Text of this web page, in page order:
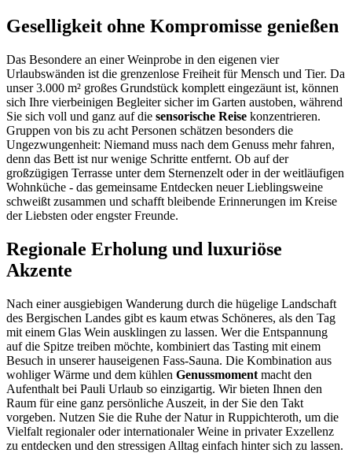
Geselligkeit ohne Kompromisse genießen
Das Besondere an einer Weinprobe in den eigenen vier
Urlaubswänden ist die grenzenlose Freiheit für Mensch und Tier. Da
unser 3.000 m² großes Grundstück komplett eingezäunt ist, können
sich Ihre vierbeinigen Begleiter sicher im Garten austoben, während
Sie sich voll und ganz auf die sensorische Reise konzentrieren.
Gruppen von bis zu acht Personen schätzen besonders die
Ungezwungenheit: Niemand muss nach dem Genuss mehr fahren,
denn das Bett ist nur wenige Schritte entfernt. Ob auf der
großzügigen Terrasse unter dem Sternenzelt oder in der weitläufigen
Wohnküche - das gemeinsame Entdecken neuer Lieblingsweine
schweißt zusammen und schafft bleibende Erinnerungen im Kreise
der Liebsten oder engster Freunde.
Regionale Erholung und luxuriöse
Akzente
Nach einer ausgiebigen Wanderung durch die hügelige Landschaft
des Bergischen Landes gibt es kaum etwas Schöneres, als den Tag
mit einem Glas Wein ausklingen zu lassen. Wer die Entspannung
auf die Spitze treiben möchte, kombiniert das Tasting mit einem
Besuch in unserer hauseigenen Fass-Sauna. Die Kombination aus
wohliger Wärme und dem kühlen Genussmoment macht den
Aufenthalt bei Pauli Urlaub so einzigartig. Wir bieten Ihnen den
Raum für eine ganz persönliche Auszeit, in der Sie den Takt
vorgeben. Nutzen Sie die Ruhe der Natur in Ruppichteroth, um die
Vielfalt regionaler oder internationaler Weine in privater Exzellenz
zu entdecken und den stressigen Alltag einfach hinter sich zu lassen.